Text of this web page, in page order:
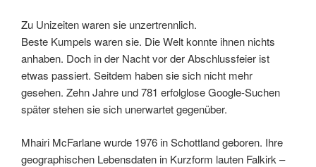
Zu Unizeiten waren sie unzertrennlich.
Beste Kumpels waren sie. Die Welt konnte ihnen nichts
anhaben. Doch in der Nacht vor der Abschlussfeier ist
etwas passiert. Seitdem haben sie sich nicht mehr
gesehen. Zehn Jahre und 781 erfolglose Google-Suchen
später stehen sie sich unerwartet gegenüber.
Mhairi McFarlane wurde 1976 in Schottland geboren. Ihre
geographischen Lebensdaten in Kurzform lauten Falkirk –